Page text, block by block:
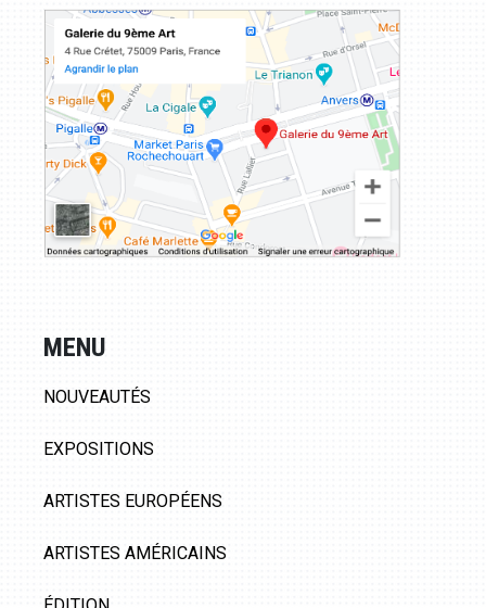
MENU
NOUVEAUTÉS
EXPOSITIONS
ARTISTES EUROPÉENS
ARTISTES AMÉRICAINS